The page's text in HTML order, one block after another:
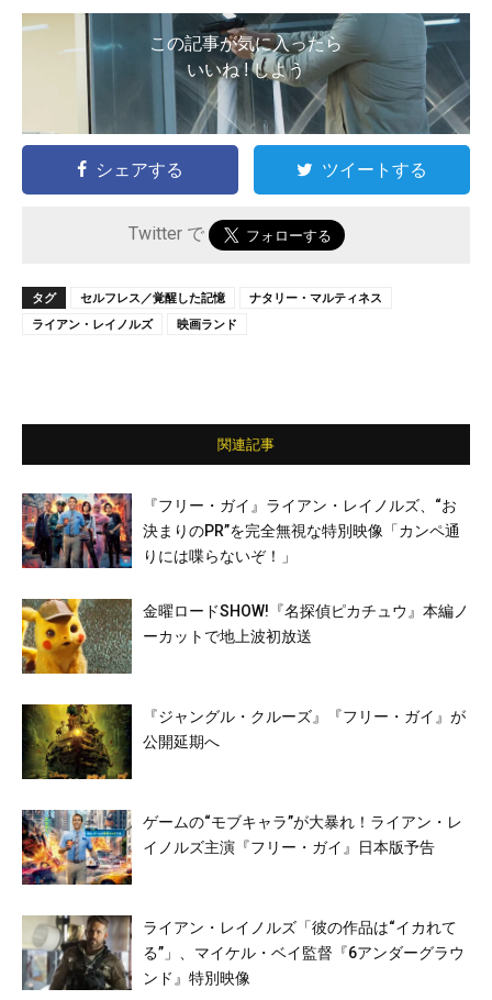
この記事が気に入ったら
いいね ! しよう
シェアする ツイートする
Twitter で
タグ セルフレス／覚醒した記憶
ナタリー・マルティネス
ライアン・レイノルズ
映画ランド
関連記事
『フリー・ガイ』ライアン・レイノルズ、“お
決まりのPR”を完全無視な特別映像「カンペ通
りには喋らないぞ！」
金曜ロードSHOW!『名探偵ピカチュウ』本編ノ
ーカットで地上波初放送
『ジャングル・クルーズ』『フリー・ガイ』が
公開延期へ
ゲームの“モブキャラ”が大暴れ！ライアン・レ
イノルズ主演『フリー・ガイ』日本版予告
ライアン・レイノルズ「彼の作品は“イカれて
る”」、マイケル・ベイ監督『6アンダーグラウ
ンド』特別映像